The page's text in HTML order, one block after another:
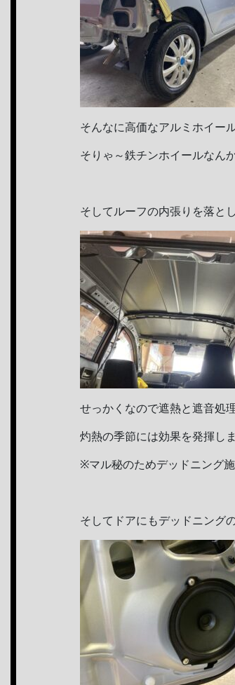
そんなに高価なアルミホイー
そりゃ～鉄チンホイールなん
そしてルーフの内張りを落と
せっかくなので遮熱と遮音処
灼熱の季節には効果を発揮し
※マル秘のためデッドニング
そしてドアにもデッドニングの